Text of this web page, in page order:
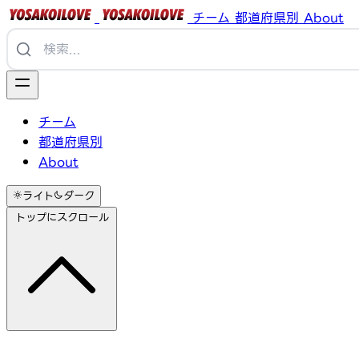
チーム 都道府県別 About
チーム
都道府県別
About
ライト
ダーク
トップにスクロール